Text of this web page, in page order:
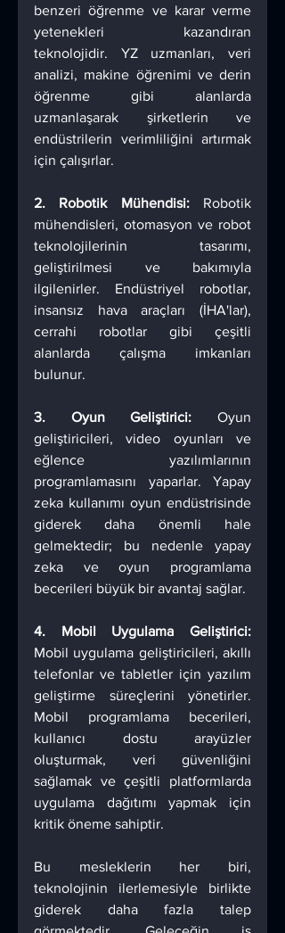
benzeri öğrenme ve karar verme
yetenekleri kazandıran
teknolojidir. YZ uzmanları, veri
analizi, makine öğrenimi ve derin
öğrenme gibi alanlarda
uzmanlaşarak şirketlerin ve
endüstrilerin verimliliğini artırmak
için çalışırlar.
2. Robotik Mühendisi: Robotik
mühendisleri, otomasyon ve robot
teknolojilerinin tasarımı,
geliştirilmesi ve bakımıyla
ilgilenirler. Endüstriyel robotlar,
insansız hava araçları (İHA'lar),
cerrahi robotlar gibi çeşitli
alanlarda çalışma imkanları
bulunur.
3. Oyun Geliştirici: Oyun
geliştiricileri, video oyunları ve
eğlence yazılımlarının
programlamasını yaparlar. Yapay
zeka kullanımı oyun endüstrisinde
giderek daha önemli hale
gelmektedir; bu nedenle yapay
zeka ve oyun programlama
becerileri büyük bir avantaj sağlar.
4. Mobil Uygulama Geliştirici:
Mobil uygulama geliştiricileri, akıllı
telefonlar ve tabletler için yazılım
geliştirme süreçlerini yönetirler.
Mobil programlama becerileri,
kullanıcı dostu arayüzler
oluşturmak, veri güvenliğini
sağlamak ve çeşitli platformlarda
uygulama dağıtımı yapmak için
kritik öneme sahiptir.
Bu mesleklerin her biri,
teknolojinin ilerlemesiyle birlikte
giderek daha fazla talep